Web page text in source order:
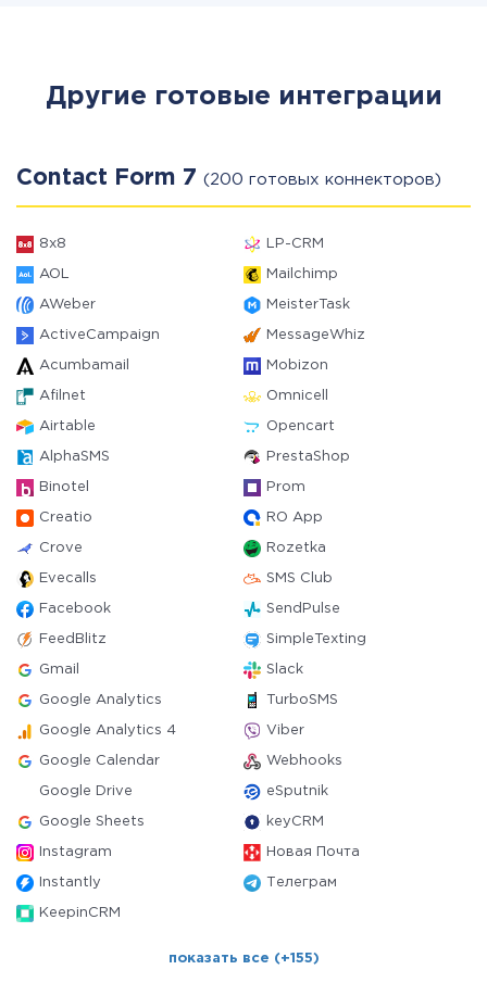
Другие готовые интеграции
Contact Form 7 (200 готовых коннекторов)
8x8 LP-CRM
AOL Mailchimp
AWeber MeisterTask
ActiveCampaign MessageWhiz
Acumbamail Mobizon
Afilnet Omnicell
Airtable Opencart
AlphaSMS PrestaShop
Binotel Prom
Creatio RO App
Crove Rozetka
Evecalls SMS Club
Facebook SendPulse
FeedBlitz SimpleTexting
Gmail Slack
Google Analytics TurboSMS
Google Analytics 4 Viber
Google Calendar Webhooks
Google Drive eSputnik
Google Sheets keyCRM
Instagram Новая Почта
Instantly Телеграм
KeepinCRM
показать все (+155)